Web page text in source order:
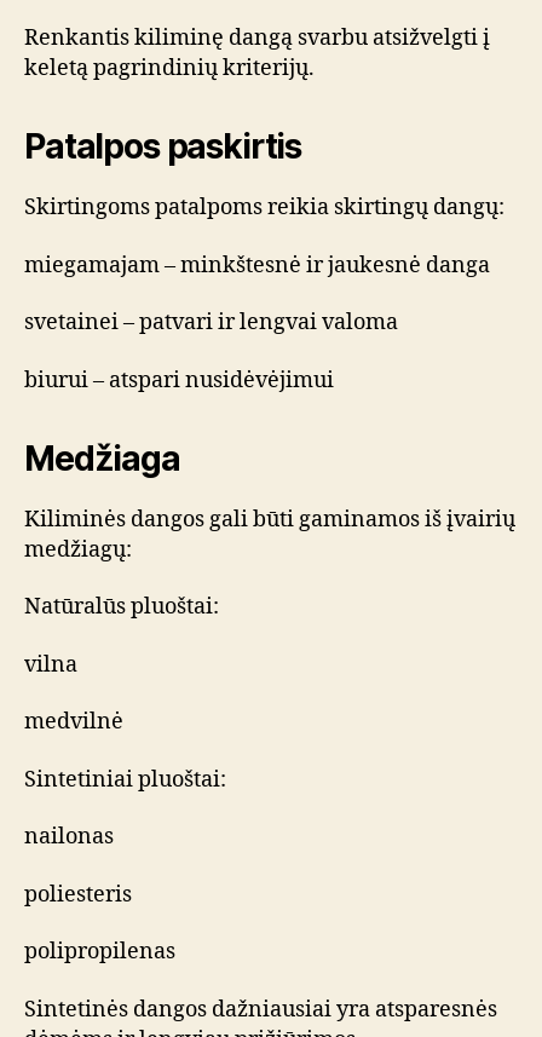
Renkantis kiliminę dangą svarbu atsižvelgti į
keletą pagrindinių kriterijų.
Patalpos paskirtis
Skirtingoms patalpoms reikia skirtingų dangų:
miegamajam – minkštesnė ir jaukesnė danga
svetainei – patvari ir lengvai valoma
biurui – atspari nusidėvėjimui
Medžiaga
Kiliminės dangos gali būti gaminamos iš įvairių
medžiagų:
Natūralūs pluoštai:
vilna
medvilnė
Sintetiniai pluoštai:
nailonas
poliesteris
polipropilenas
Sintetinės dangos dažniausiai yra atsparesnės